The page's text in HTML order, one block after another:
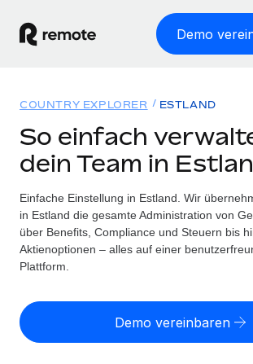
Demo
WELTWEITE BESCHÄFTIGUNG
Globale Payroll
Einfache, rechtssicher Payroll
Employer of Record
Weltweites Wachstum ohne Kosten für
Contractor of Record
Rechtssichere, weltweite Arbeit mit
Lösungen
WELTWEITE ABDECKUNG
Country Explorer
Länderspezifische Unterstützung bei der
Einfache Einstellung in allen US-
Ressourcen
TOOLS UND RECHNER
Scheinselbstständigkeitsrisiko
Personalkostenrechner
Preise
COUNTRY EXPLORER ESTLAND
So einfach
dein Team in
Einfache Einstellung in Estland. Wir
in Estland die gesamte Administration von
über Benefits, Compliance und Steuern bis
Aktienoptionen – alles auf einer
Plattform.
Demo vereinbaren